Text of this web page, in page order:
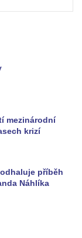
mezinárodní
krizí
příběh
Náhlíka